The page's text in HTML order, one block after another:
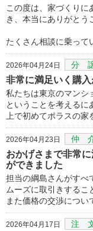
この度は、家づくり
き、本当にありがとう
たくさん相談に乗って
2026年04月24日 分
非常に満足いく購
私たちは東京のマンシ
ということを考えるに
上で初めてポラスの
2026年04月23日 仲
おかげさまで非常
ができました
担当の綱島さんがすべ
ムーズに取引きするこ
また価格の交渉につい
2026年04月17日 注